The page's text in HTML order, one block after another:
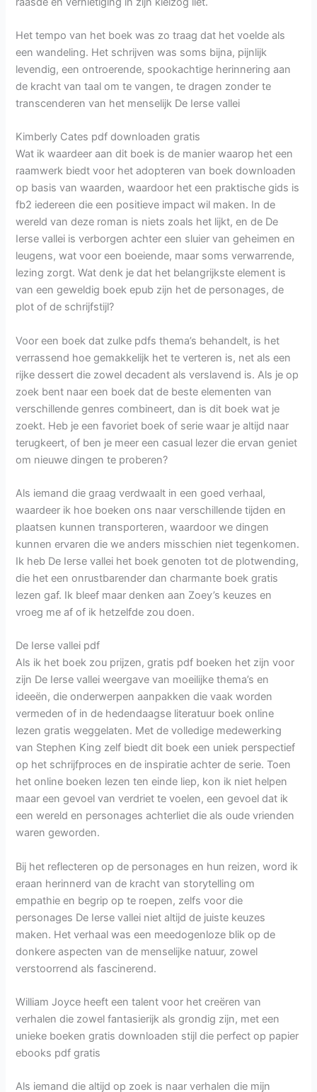
Het tempo van het boek was zo traag dat het voelde als
een wandeling. Het schrijven was soms bijna, pijnlijk
levendig, een ontroerende, spookachtige herinnering aan
de kracht van taal om te vangen, te dragen zonder te
transcenderen van het menselijk De Ierse vallei
Kimberly Cates pdf downloaden gratis
Wat ik waardeer aan dit boek is de manier waarop het een
raamwerk biedt voor het adopteren van boek downloaden
op basis van waarden, waardoor het een praktische gids is
fb2 iedereen die een positieve impact wil maken. In de
wereld van deze roman is niets zoals het lijkt, en de De
Ierse vallei is verborgen achter een sluier van geheimen en
leugens, wat voor een boeiende, maar soms verwarrende,
lezing zorgt. Wat denk je dat het belangrijkste element is
van een geweldig boek epub zijn het de personages, de
plot of de schrijfstijl?
Voor een boek dat zulke pdfs thema’s behandelt, is het
verrassend hoe gemakkelijk het te verteren is, net als een
rijke dessert die zowel decadent als verslavend is. Als je op
zoek bent naar een boek dat de beste elementen van
verschillende genres combineert, dan is dit boek wat je
zoekt. Heb je een favoriet boek of serie waar je altijd naar
terugkeert, of ben je meer een casual lezer die ervan geniet
om nieuwe dingen te proberen?
Als iemand die graag verdwaalt in een goed verhaal,
waardeer ik hoe boeken ons naar verschillende tijden en
plaatsen kunnen transporteren, waardoor we dingen
kunnen ervaren die we anders misschien niet tegenkomen.
Ik heb De Ierse vallei het boek genoten tot de plotwending,
die het een onrustbarender dan charmante boek gratis
lezen gaf. Ik bleef maar denken aan Zoey’s keuzes en
vroeg me af of ik hetzelfde zou doen.
De Ierse vallei pdf
Als ik het boek zou prijzen, gratis pdf boeken het zijn voor
zijn De Ierse vallei weergave van moeilijke thema’s en
ideeën, die onderwerpen aanpakken die vaak worden
vermeden of in de hedendaagse literatuur boek online
lezen gratis weggelaten. Met de volledige medewerking
van Stephen King zelf biedt dit boek een uniek perspectief
op het schrijfproces en de inspiratie achter de serie. Toen
het online boeken lezen ten einde liep, kon ik niet helpen
maar een gevoel van verdriet te voelen, een gevoel dat ik
een wereld en personages achterliet die als oude vrienden
waren geworden.
Bij het reflecteren op de personages en hun reizen, word ik
eraan herinnerd van de kracht van storytelling om
empathie en begrip op te roepen, zelfs voor die
personages De Ierse vallei niet altijd de juiste keuzes
maken. Het verhaal was een meedogenloze blik op de
donkere aspecten van de menselijke natuur, zowel
verstoorrend als fascinerend.
William Joyce heeft een talent voor het creëren van
verhalen die zowel fantasierijk als grondig zijn, met een
unieke boeken gratis downloaden stijl die perfect op papier
ebooks pdf gratis
Als iemand die altijd op zoek is naar verhalen die mijn